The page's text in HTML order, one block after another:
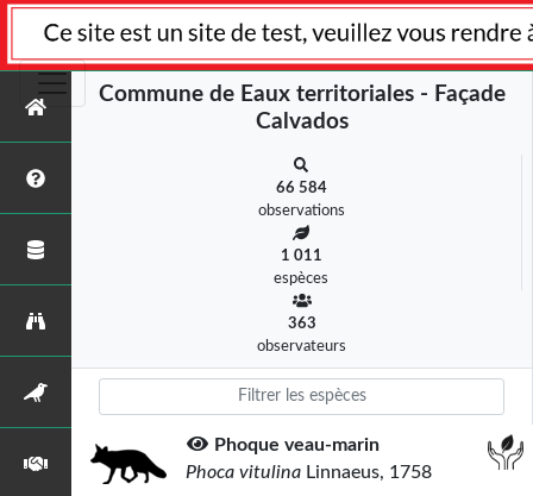
Commune de Eaux territoriales - Façade
Calvados
66 584
observations
1 011
espèces
363
observateurs
Phoque veau-marin
Phoca vitulina Linnaeus, 1758